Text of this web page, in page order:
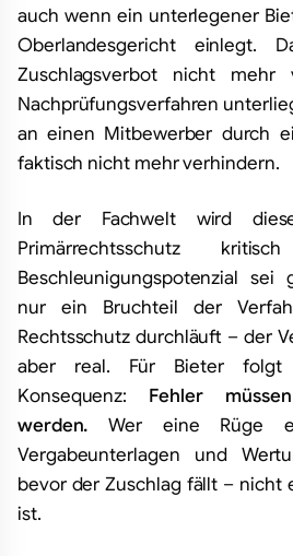
auch wenn ein unterlegener
Oberlandesgericht einlegt.
Zuschlagsverbot nicht mehr
Nachprüfungsverfahren
an einen Mitbewerber durch
faktisch nicht mehr verhindern.
In der Fachwelt wird
Primärrechtsschutz
Beschleunigungspotenzial
nur ein Bruchteil der
Rechtsschutz durchläuft – der
aber real. Für Bieter folgt
Konsequenz: Fehler
werden. Wer eine Rüge
Vergabeunterlagen und
bevor der Zuschlag fällt – nicht
ist.